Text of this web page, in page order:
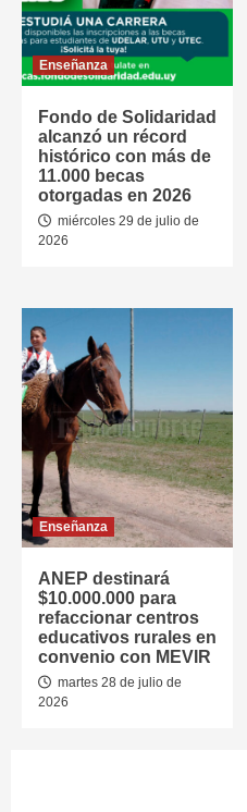
Enseñanza
Fondo de Solidaridad
alcanzó un récord
histórico con más de
11.000 becas
otorgadas en 2026
miércoles 29 de julio de
2026
Enseñanza
ANEP destinará
$10.000.000 para
refaccionar centros
educativos rurales en
convenio con MEVIR
martes 28 de julio de
2026